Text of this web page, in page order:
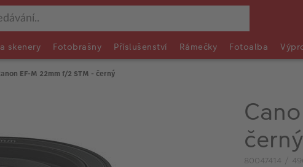
skenery Fotobrašny Příslušenství Rámečky Fotoalba
EF-M 22mm f/2 STM - černý
černý
80047414 /